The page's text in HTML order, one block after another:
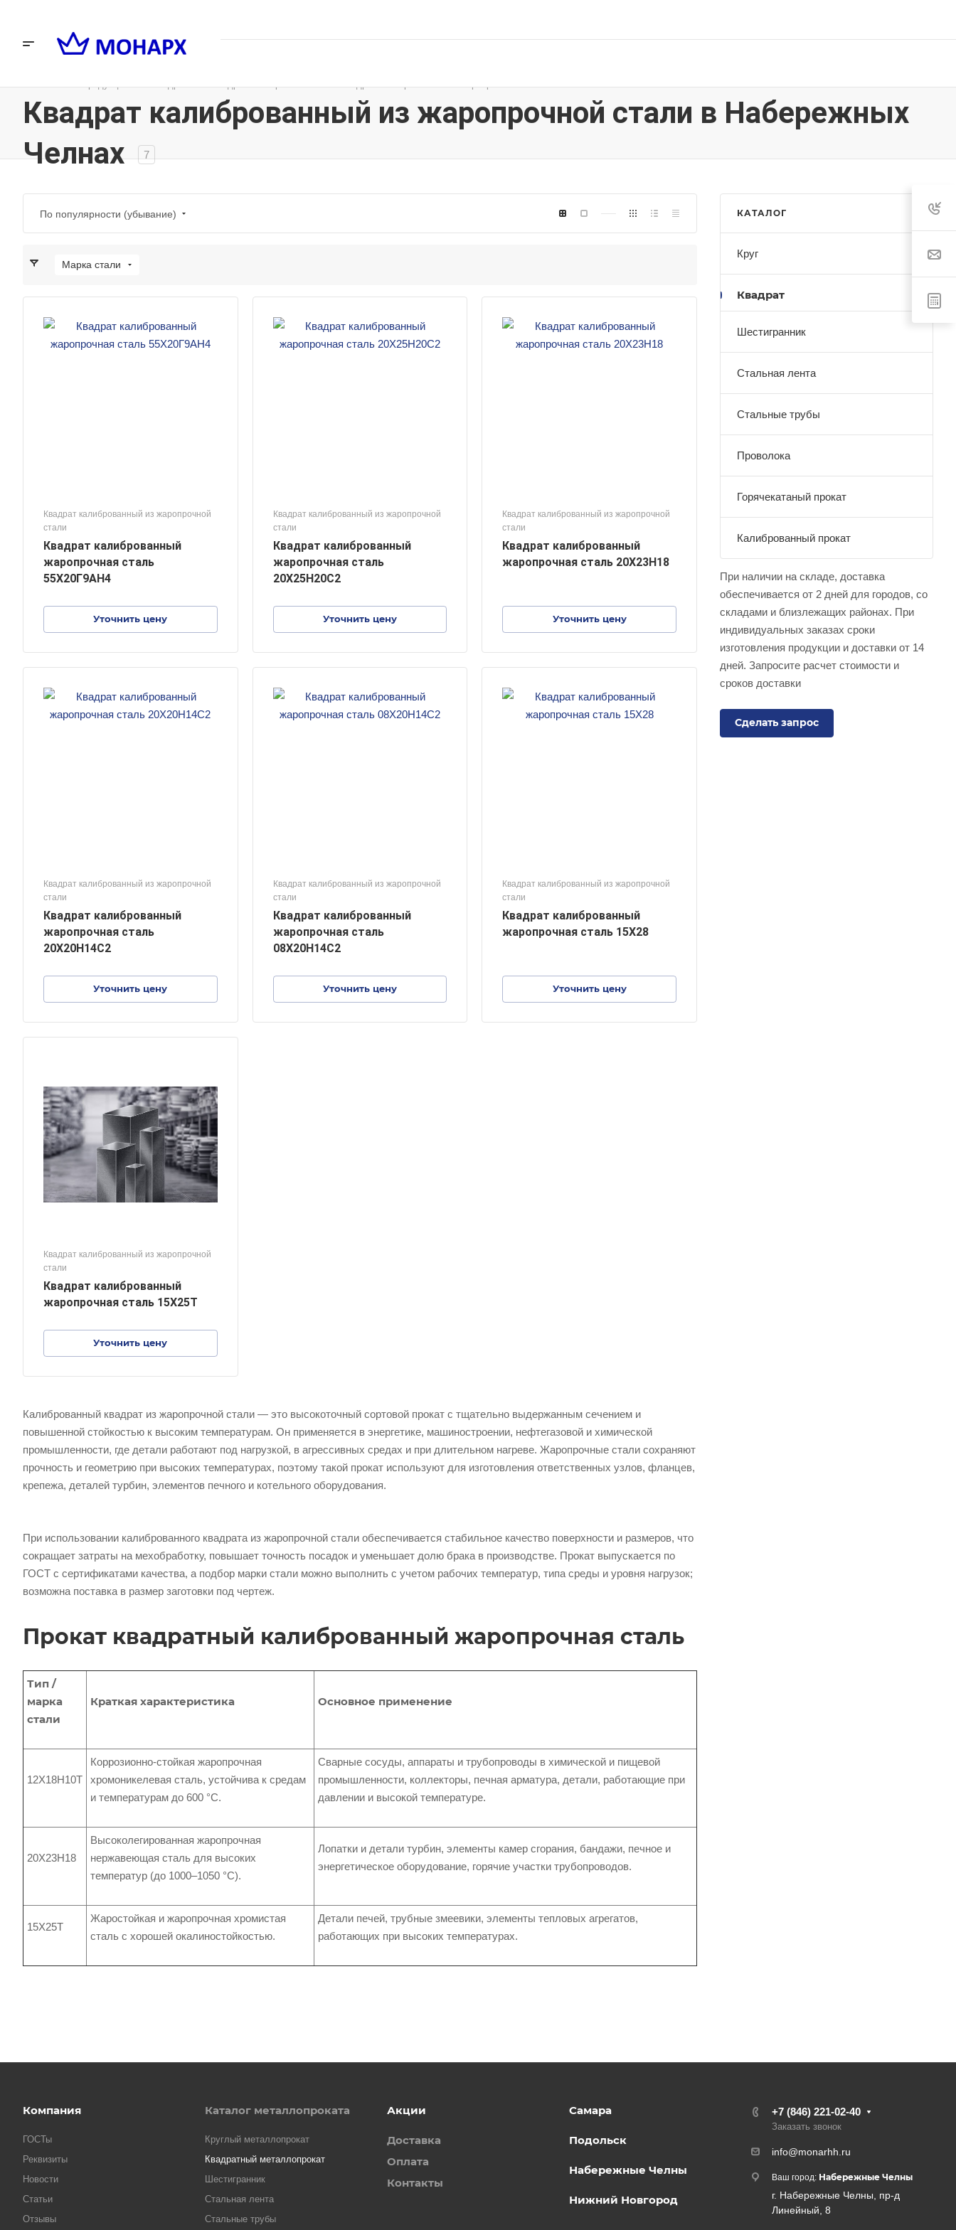
— — — —
Квадрат калиброванный из жаропрочной стали в Набережных
Челнах
7
По популярности (убывание)
Марка стали
Квадрат калиброванный из жаропрочной
стали
Квадрат калиброванный
жаропрочная сталь
55Х20Г9АН4
Уточнить цену
Квадрат калиброванный из жаропрочной
стали
Квадрат калиброванный
жаропрочная сталь
20Х25Н20С2
Уточнить цену
Квадрат калиброванный из жаропрочной
стали
Квадрат калиброванный
жаропрочная сталь 20Х23Н18
Уточнить цену
Квадрат калиброванный из жаропрочной
стали
Квадрат калиброванный
жаропрочная сталь
20Х20Н14С2
Уточнить цену
Квадрат калиброванный из жаропрочной
стали
Квадрат калиброванный
жаропрочная сталь
08Х20Н14С2
Уточнить цену
Квадрат калиброванный из жаропрочной
стали
Квадрат калиброванный
жаропрочная сталь 15Х28
Уточнить цену
Квадрат калиброванный из жаропрочной
стали
Квадрат калиброванный
жаропрочная сталь 15Х25Т
Уточнить цену
Калиброванный квадрат из жаропрочной стали — это высокоточный сортовой прокат с тщательно выдержанным сечением и
повышенной стойкостью к высоким температурам. Он применяется в энергетике, машиностроении, нефтегазовой и химической
промышленности, где детали работают под нагрузкой, в агрессивных средах и при длительном нагреве. Жаропрочные стали сохраняют
прочность и геометрию при высоких температурах, поэтому такой прокат используют для изготовления ответственных узлов, фланцев,
крепежа, деталей турбин, элементов печного и котельного оборудования.
При использовании калиброванного квадрата из жаропрочной стали обеспечивается стабильное качество поверхности и размеров, что
сокращает затраты на мехобработку, повышает точность посадок и уменьшает долю брака в производстве. Прокат выпускается по
ГОСТ с сертификатами качества, а подбор марки стали можно выполнить с учетом рабочих температур, типа среды и уровня нагрузок;
возможна поставка в размер заготовки под чертеж.
Прокат квадратный калиброванный жаропрочная сталь
Тип /
марка
стали
Краткая характеристика Основное применение
12Х18Н10Т
Коррозионно-стойкая жаропрочная
хромоникелевая сталь, устойчива к средам
и температурам до 600 °C.
Сварные сосуды, аппараты и трубопроводы в химической и пищевой
промышленности, коллекторы, печная арматура, детали, работающие при
давлении и высокой температуре.
20Х23Н18
Высоколегированная жаропрочная
нержавеющая сталь для высоких
температур (до 1000–1050 °C).
Лопатки и детали турбин, элементы камер сгорания, бандажи, печное и
энергетическое оборудование, горячие участки трубопроводов.
15Х25Т
Жаростойкая и жаропрочная хромистая
сталь с хорошей окалиностойкостью.
Детали печей, трубные змеевики, элементы тепловых агрегатов,
работающих при высоких температурах.
КАТАЛОГ
Круг
Квадрат
Шестигранник
Стальная лента
Стальные трубы
Проволока
Горячекатаный прокат
Калиброванный прокат
При наличии на складе, доставка
обеспечивается от 2 дней для городов, со
складами и близлежащих районах. При
индивидуальных заказах сроки
изготовления продукции и доставки от 14
дней. Запросите расчет стоимости и
сроков доставки
Сделать запрос
Компания
ГОСТы
Реквизиты
Новости
Статьи
Отзывы
Каталог металлопроката
Круглый металлопрокат
Квадратный металлопрокат
Шестигранник
Стальная лента
Стальные трубы
Акции
Доставка
Оплата
Контакты
Самара
Подольск
Набережные Челны
Нижний Новгород
+7 (846) 221-02-40
Заказать звонок
info@monarhh.ru
Ваш город: Набережные Челны
г. Набережные Челны, пр-д
Линейный, 8